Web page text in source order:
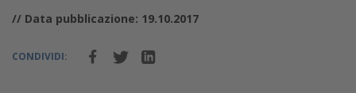
// Data pubblicazione: 19.10.2017
CONDIVIDI: